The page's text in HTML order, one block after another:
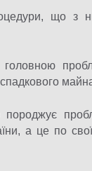
що з
а це по